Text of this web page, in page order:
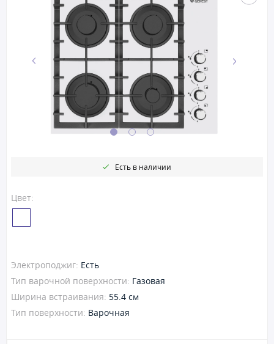
Цвет:
Есть в наличии
Электроподжиг: Есть
Тип варочной поверхности: Газовая
Ширина встраивания: 55.4 см
Тип поверхности: Варочная